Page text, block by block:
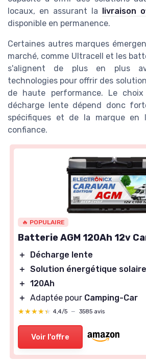
locaux, en assurant la
livraison
disponible en permanence.
Certaines autres marques
marché, comme Ultracell et les
s'alignent de plus en plus
technologies pour offrir des
de haute performance. Le
décharge lente dépend donc
spécifiques et de la marque en
confiance.
🔥 POPULAIRE
Batterie AGM 120Ah 12v
＋
Décharge lente
＋ Solution énergétique solaire
＋ 120Ah
＋ Adaptée pour Camping-Car
★★★★★
★★★★★ 4,4/5 — 3585 avis
Voir l'offre